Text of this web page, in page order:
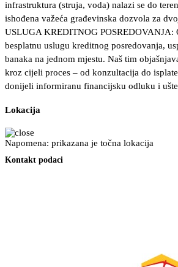
infrastruktura (struja, voda) nalazi se do
ishođena važeća građevinska dozvola za
USLUGA KREDITNOG POSREDOVANJA:
besplatnu uslugu kreditnog posredovanja,
banaka na jednom mjestu. Naš tim
kroz cijeli proces – od konzultacija do
donijeli informiranu financijsku odluku i
Lokacija
Napomena: prikazana je točna lokacija
Kontakt podaci